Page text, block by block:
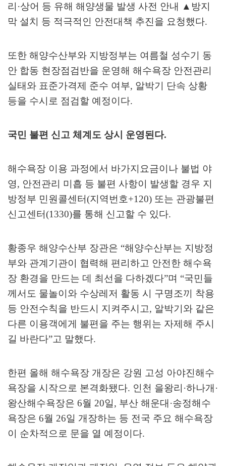
리 ·상어 등 유해 해양생물 발생 사전 안내 ▲ 방지
막 설치 등 적극적인 안전대책 추진을 요청했다.
또한 해양수산부와 지방정부는 여름철 성수기 동
안 합동 현장점검반을 운영해 해수욕장 안전관리
실태와 표준가격제 준수 여부, 알박기 단속 상황
등을 수시로 점검할 예정이다.
국민 불편 신고 체계도 상시 운영된다.
해수욕장 이용 과정에서 바가지요금이나 불법 야
영, 안전관리 미흡 등 불편 사항이 발생할 경우 지
방정부 민원콜센터(지역번호+120) 또는 관광불편
신고센터(1330)를 통해 신고할 수 있다.
황종우 해양수산부 장관은 “해양수산부는 지방정
부와 관계기관이 협력해 편리하고 안전한 해수욕
장 환경을 만드는 데 최선을 다하겠다”며 “국민들
께서도 물놀이와 수상레저 활동 시 구명조끼 착용
등 안전수칙을 반드시 지켜주시고, 알박기와 같은
다른 이용객에게 불편을 주는 행위는 자제해 주시
길 바란다”고 말했다.
한편 올해 해수욕장 개장은 강원 고성 아야진해수
욕장을 시작으로 본격화됐다. 인천 을왕리 ·하나개·
왕산해수욕장은 6월 20일, 부산 해운대·송정해수
욕장은 6월 26일 개장하는 등 전국 주요 해수욕장
이 순차적으로 문을 열 예정이다.